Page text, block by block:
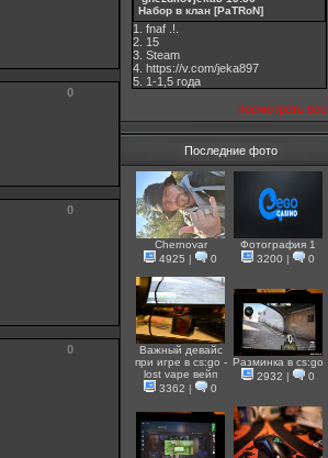
0
0
0
Набор в клан [PaTRoN]
1. fnaf .!.
2. 15
3. Steam
4. https://v.com/jeka897
5. 1-1,5 годa
посмотреть все
Последние фото
Chernovar
4925 | 0
Фотография 1
3200 | 0
Важный девайс
при игре в cs:go -
lost vape вейп
3362 | 0
Разминка в cs:go
2932 | 0